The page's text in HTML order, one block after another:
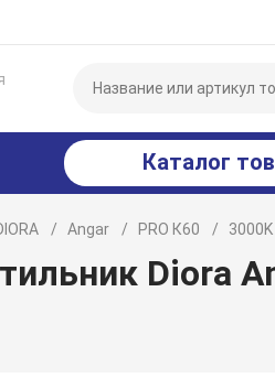
Каталог
Angar PRO К60 3000K
Diora